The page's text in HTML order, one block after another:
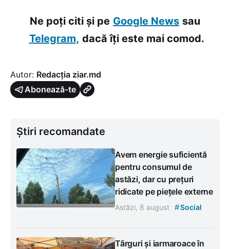
Ne poți citi și pe Google News sau
Telegram, dacă îți este mai comod.
Autor: Redacția ziar.md
Abonează-te
Știri recomandate
Avem energie suficientă
pentru consumul de
astăzi, dar cu prețuri
ridicate pe piețele externe
Astăzi, 8 august #Social
Târguri și iarmaroace în